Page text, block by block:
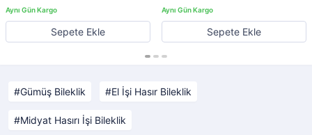
Sepete Ekle Sepete Ekle
Gümüş Bileklik El İşi Hasır Bileklik
Midyat Hasırı İşi Bileklik